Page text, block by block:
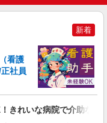
円 ・資格手当：10,000〜
〜70,000円 ・処遇改
円（勤続年数、保有資格
手当：20,000円（10時
過する場合には超過勤務
勤手当：10,000円/1回
の方
修 ・初任者研修 ・実務
詳細を見る
NEW
新着
看護
社員
きれいな病院で介助など